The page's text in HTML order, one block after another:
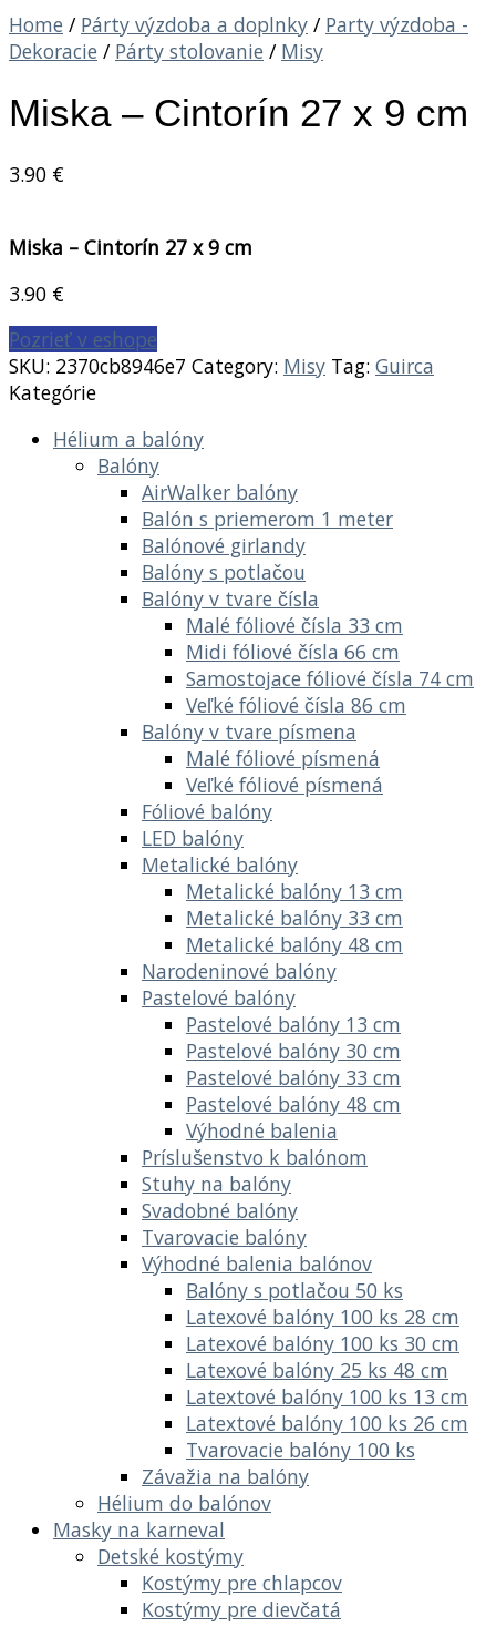
Home / Párty výzdoba a doplnky / Party výzdoba -
Dekoracie / Párty stolovanie / Misy
Miska – Cintorín 27 x 9 cm
3.90 €
Miska – Cintorín 27 x 9 cm
3.90 €
Pozrieť v eshope
SKU: 2370cb8946e7 Category: Misy Tag: Guirca
Kategórie
Hélium a balóny
Balóny
AirWalker balóny
Balón s priemerom 1 meter
Balónové girlandy
Balóny s potlačou
Balóny v tvare čísla
Malé fóliové čísla 33 cm
Midi fóliové čísla 66 cm
Samostojace fóliové čísla 74 cm
Veľké fóliové čísla 86 cm
Balóny v tvare písmena
Malé fóliové písmená
Veľké fóliové písmená
Fóliové balóny
LED balóny
Metalické balóny
Metalické balóny 13 cm
Metalické balóny 33 cm
Metalické balóny 48 cm
Narodeninové balóny
Pastelové balóny
Pastelové balóny 13 cm
Pastelové balóny 30 cm
Pastelové balóny 33 cm
Pastelové balóny 48 cm
Výhodné balenia
Príslušenstvo k balónom
Stuhy na balóny
Svadobné balóny
Tvarovacie balóny
Výhodné balenia balónov
Balóny s potlačou 50 ks
Latexové balóny 100 ks 28 cm
Latexové balóny 100 ks 30 cm
Latexové balóny 25 ks 48 cm
Latextové balóny 100 ks 13 cm
Latextové balóny 100 ks 26 cm
Tvarovacie balóny 100 ks
Závažia na balóny
Hélium do balónov
Masky na karneval
Detské kostýmy
Kostýmy pre chlapcov
Kostýmy pre dievčatá